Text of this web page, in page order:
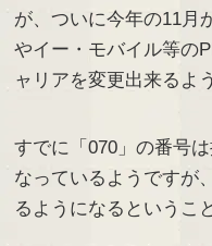
が、ついに今年の11月
やイー・モバイル等の
ャリアを変更出来るよ
すでに「070」の番号
なっているようですが
るようになるというこ